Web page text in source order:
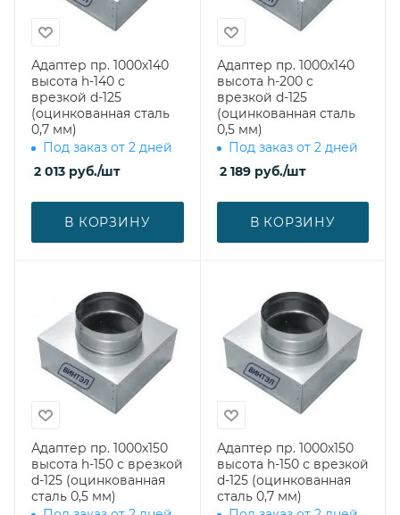
Адаптер пр. 1000х140
высота h-140 с
врезкой d-125
(оцинкованная сталь
0,7 мм)
Под заказ от 2 дней
2 013 руб./шт
В КОРЗИНУ
Адаптер пр. 1000х140
высота h-200 с
врезкой d-125
(оцинкованная сталь
0,5 мм)
Под заказ от 2 дней
2 189руб./шт
В КОРЗИНУ
Адаптер пр. 1000х150
высота h-150 с врезкой
d-125 (оцинкованная
сталь 0,5 мм)
Адаптер пр. 1000х150
высота h-150 с врезкой
d-125 (оцинкованная
сталь 0,7 мм)